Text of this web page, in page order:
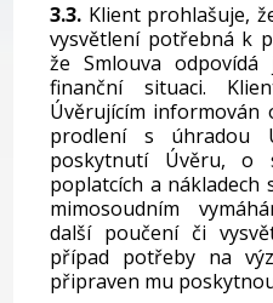
3.3. Klient prohlašuje,
vysvětlení potřebná k
že Smlouva
finanční situaci.
Úvěrujícím informován
prodlení s úhradou
poskytnutí Úvěru, o
poplatcích a nákladech
mimosoudním
další poučení či
případ potřeby na
připraven mu